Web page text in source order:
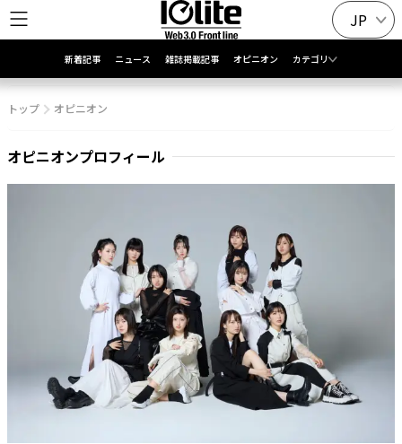
JP
新着記事 ニュース 雑誌掲載記事 オピニオン カテゴリ
トップ オピニオン
オピニオンプロフィール